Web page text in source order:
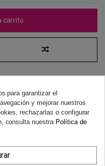
carrito
desistir de tu compra, sin
para garantizar el
y mejorar nuestros
rechazarlas o configurar
consulta nuestra Política de